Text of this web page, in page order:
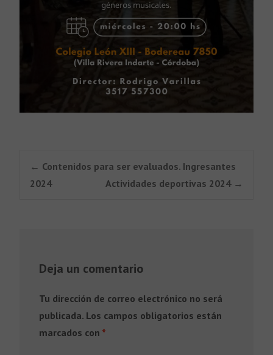
Post
← Contenidos para ser evaluados. Ingresantes
2024
Actividades deportivas 2024 →
Deja un comentario
Tu dirección de correo electrónico no será
publicada. Los campos obligatorios están
marcados con *